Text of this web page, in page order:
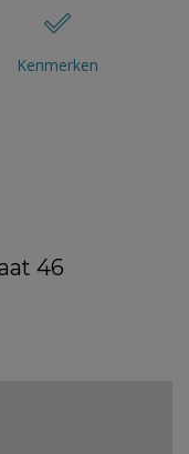
Kenmerken
46